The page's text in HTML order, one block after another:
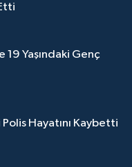
19 Yaşındaki Genç
Polis Hayatını Kaybetti